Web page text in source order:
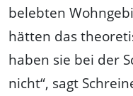
belebten
hätten das
haben sie bei der
nicht“, sagt